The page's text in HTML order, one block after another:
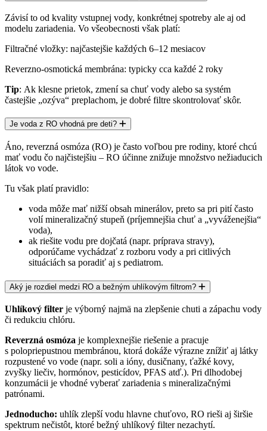
Závisí to od kvality vstupnej vody, konkrétnej spotreby ale aj od
modelu zariadenia. Vo všeobecnosti však platí:
Filtračné vložky: najčastejšie každých 6–12 mesiacov
Reverzno-osmotická membrána: typicky cca každé 2 roky
Tip: Ak klesne prietok, zmení sa chuť vody alebo sa systém
častejšie „ozýva“ preplachom, je dobré filtre skontrolovať skôr.
Je voda z RO vhodná pre deti?
Áno, reverzná osmóza (RO) je často voľbou pre rodiny, ktoré chcú
mať vodu čo najčistejšiu – RO účinne znižuje množstvo nežiaducich
látok vo vode.
Tu však platí pravidlo:
voda môže mať nižší obsah minerálov, preto sa pri pití často
volímineralizačný stupeň (príjemnejšia chuť a „vyváženejšia“
voda),
ak riešite vodu pre dojčatá (napr. príprava stravy),
odporúčame vychádzať z rozboru vody a pri citlivých
situáciách sa poradiť aj s pediatrom.
Aký je rozdiel medzi RO a bežným uhlíkovým filtrom?
Uhlíkový filter je výborný najmä na zlepšenie chuti a zápachu vody
či redukciu chlóru.
Reverzná osmóza je komplexnejšie riešenie a pracuje
s polopriepustnou membránou, ktorá dokáže výrazne znížiť aj látky
rozpustené vo vode (napr. soli a ióny, dusičnany, ťažké kovy,
zvyšky liečiv, hormónov, pesticídov, PFAS atď.). Pri dlhodobej
konzumácii je vhodné vyberať zariadenia s mineralizačnými
patrónami.
Jednoducho: uhlík zlepší vodu hlavne chuťovo, RO rieši aj širšie
spektrum nečistôt, ktoré bežný uhlíkový filter nezachytí.